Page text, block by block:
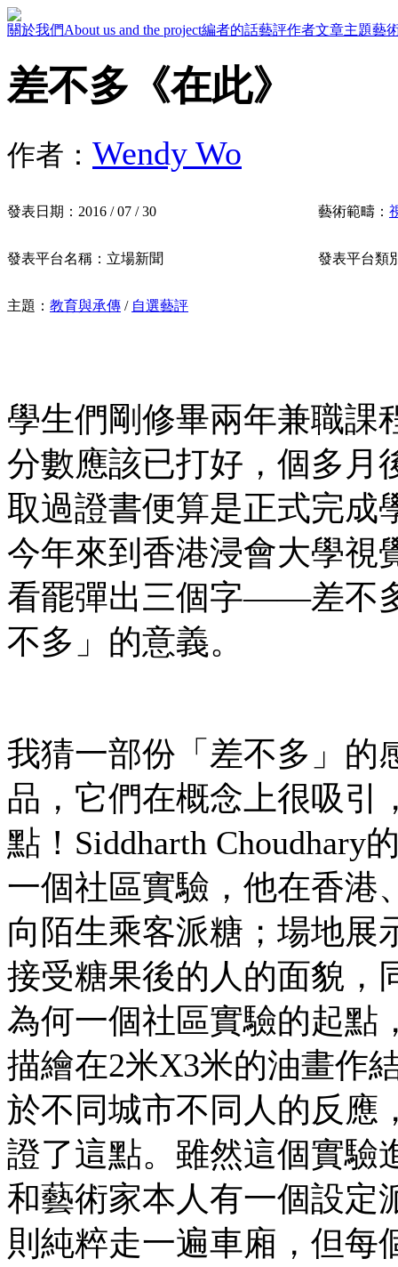
關於我們About us and the project編者的話藝評作者文章主題藝
差不多《在此》
作者： Wendy Wo
發表日期： 2016 / 07 / 30 藝術範疇：
發表平台名稱： 立場新聞 發表平台類
主題： 教育與承傳 / 自選藝評
學生們剛修畢兩年兼職課
分數應該已打好，個多月
取過證書便算是正式完成
今年來到香港浸會大學視
看罷彈出三個字——差不
不多」的意義。
我猜一部份「差不多」的
品，它們在概念上很吸引
點！Siddharth Choudhary
一個社區實驗，他在香港
向陌生乘客派糖；場地展
接受糖果後的人的面貌，
為何一個社區實驗的起點
描繪在2米X3米的油畫作
於不同城市不同人的反應
證了這點。雖然這個實驗
和藝術家本人有一個設定
則純粹走一遍車廂，但每